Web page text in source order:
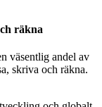
räkna
väsentlig andel av
skriva och räkna.